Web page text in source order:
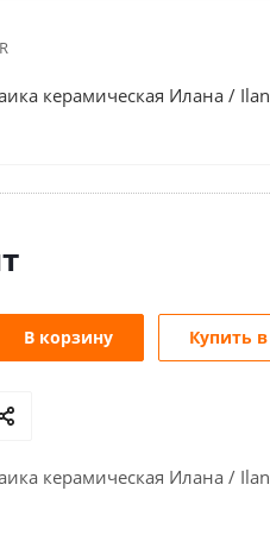
керамическая Илана /
В корзину Купить
керамическая Илана /